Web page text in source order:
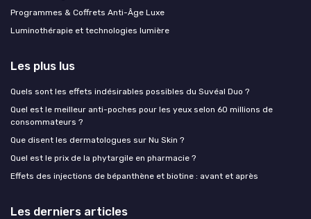
Programmes & Coffrets Anti-Âge Luxe
Luminothérapie et technologies lumière
Les plus lus
Quels sont les effets indésirables possibles du Suvéal Duo ?
Quel est le meilleur anti-poches pour les yeux selon 60 millions de
consommateurs ?
Que disent les dermatologues sur Nu Skin ?
Quel est le prix de la phytargile en pharmacie ?
Effets des injections de bépanthène et biotine : avant et après
Les derniers articles